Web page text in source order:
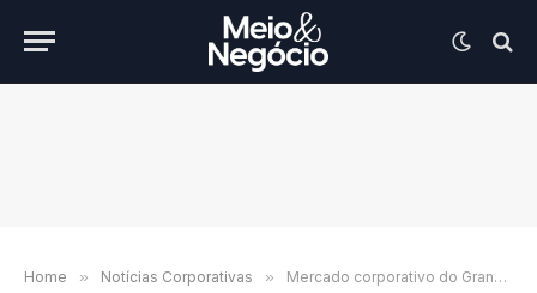
Home » Notícias Corporativas » Mercado corporativo do Grande ABC projeta expansão em 2026